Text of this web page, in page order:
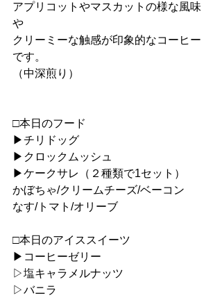
アプリコットやマスカットの様な風味
や
クリーミーな触感が印象的なコーヒー
です。
（中深煎り）
□本日のフード
▶︎チリドッグ
▶︎クロックムッシュ
▶︎ケークサレ（２種類で1セット）
かぼちゃ/クリームチーズ/ベーコン
なす/トマト/オリーブ
□本日のアイススイーツ
▶︎コーヒーゼリー
▷塩キャラメルナッツ
▷バニラ